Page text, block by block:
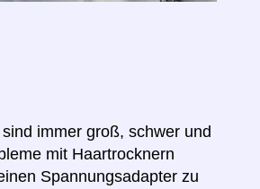
immer groß, schwer und
mit Haartrocknern
Spannungsadapter zu